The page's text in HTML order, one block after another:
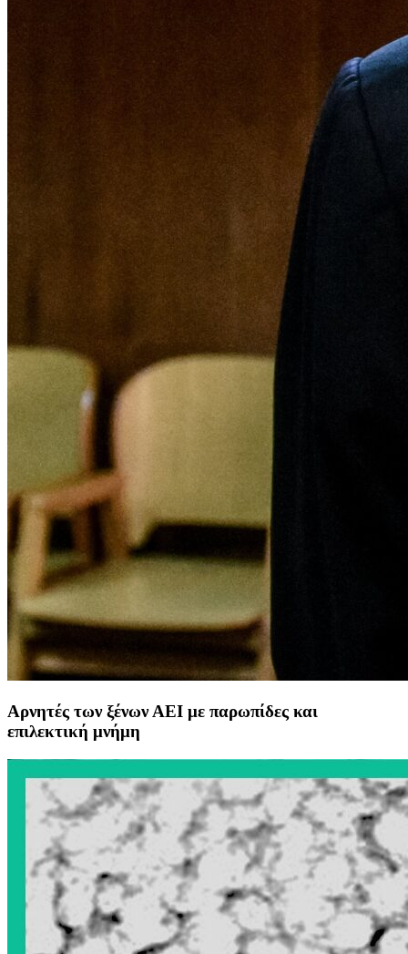
Αρνητές των ξένων ΑΕΙ με παρωπίδες και
επιλεκτική μνήμη